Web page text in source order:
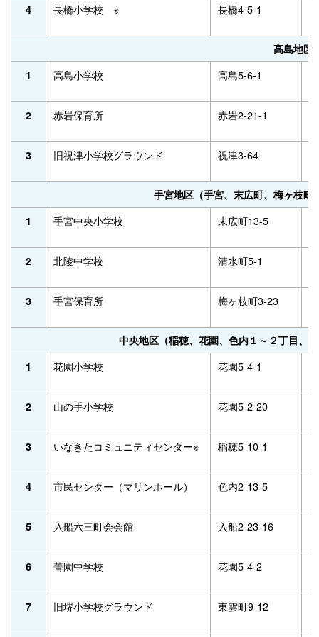
4 長橋小学校 ※ 長橋4-5-1
高島地区
1
高島小学校 高島5-6-1
2 赤岩保育所 赤岩2-21-1
3 旧祝津小学校グラウンド 祝津3-64
手宮地区（手宮、末広町、梅ヶ枝
1
手宮中央小学校 末広町13-5
2 北陵中学校 清水町5-1
3 手宮保育所 梅ヶ枝町3-23
中央地区（稲穂、花園、色内１～２丁目、
1
花園小学校 花園5-4-1
2 山の手小学校 花園5-2-20
3 いなきたコミュニティセンター※ 稲穂5-10-1
4 市民センター（マリンホール） 色内2-13-5
5 入船六三町会会館 入船2-23-16
6 菁園中学校 花園5-4-2
7 旧堺小学校グラウンド 東雲町9-12